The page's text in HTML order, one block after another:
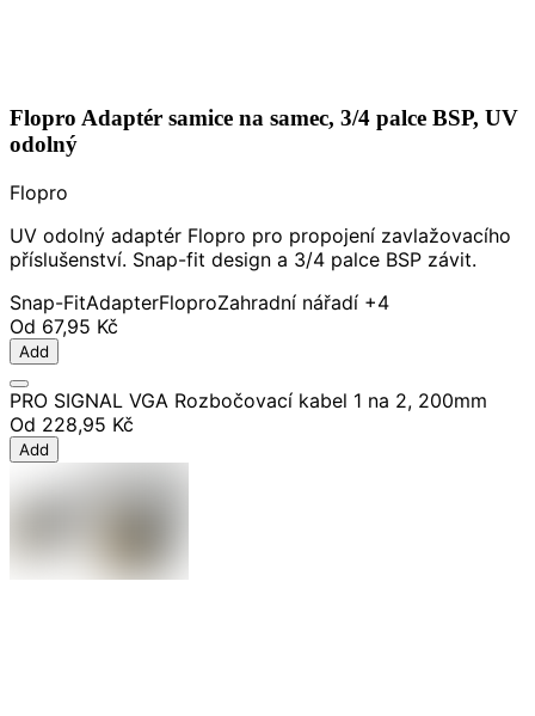
Flopro Adaptér samice na samec, 3/4 palce BSP, UV
odolný
Flopro
UV odolný adaptér Flopro pro propojení zavlažovacího
příslušenství. Snap-fit design a 3/4 palce BSP závit.
Snap-FitAdapterFloproZahradní nářadí +4
Od 67,95 Kč
Add
PRO SIGNAL VGA Rozbočovací kabel 1 na 2, 200mm
Od 228,95 Kč
Add